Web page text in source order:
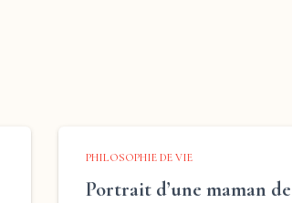
PHILOSOPHIE DE VIE
Portrait d’une maman